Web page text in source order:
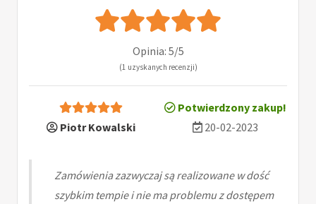
Opinia: 5/5
(1 uzyskanych recenzji)
Potwierdzony zakup!
Piotr Kowalski
20-02-2023
Zamówienia zazwyczaj są realizowane w dość
szybkim tempie i nie ma problemu z dostępem